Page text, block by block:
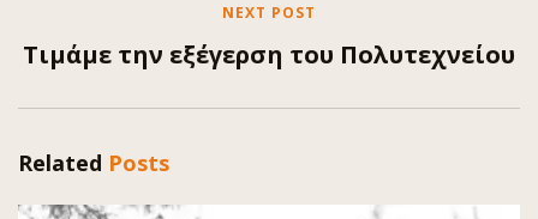
NEXT POST
Τιμάμε την εξέγερση του Πολυτεχνείου
Related Posts